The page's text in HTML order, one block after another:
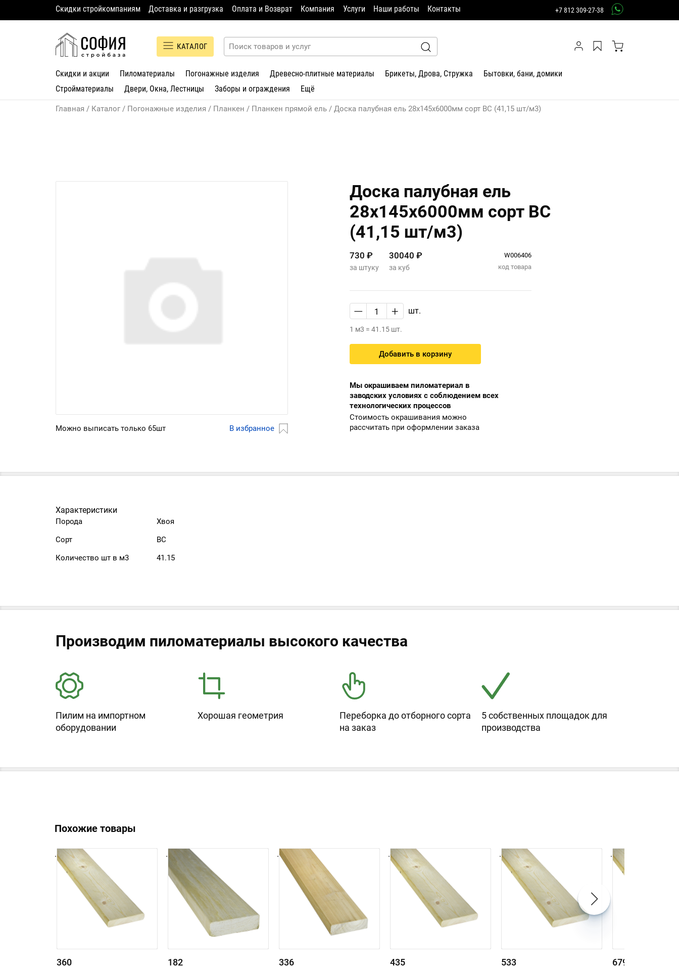
Скидки стройкомпаниям Доставка и разгрузка Оплата и Возврат Компания Услуги Наши работы Контакты +7 812 309-27-38
КАТАЛОГ
Скидки и акции Пиломатериалы Погонажные изделия Древесно-плитные материалы Брикеты, Дрова, Стружка
Бытовки, бани, домики
Стройматериалы
Двери, Окна, Лестницы Заборы и ограждения Ещё
Главная Каталог Погонажные изделия Планкен Планкен прямой ель Доска палубная ель 28х145х6000мм сорт ВС (41,15 шт/м3)
Доска палубная ель
28х145х6000мм сорт ВС
(41,15 шт/м3)
Можно выписать только 65шт В избранное
730 ₽ 30040 ₽ W006406
за штуку за куб код товара
— + шт.
1 м3 = 41.15 шт.
Добавить в корзину
Мы окрашиваем пиломатериал в
заводских условиях с соблюдением всех
технологических процессов
Стоимость окрашивания можно
рассчитать при оформлении заказа
Характеристики
Порода
Хвоя
Сорт
ВС
Количество шт в м3
41.15
Производим пиломатериалы высокого качества
Пилим на импортном
оборудовании
Хорошая геометрия
Переборка до отборного сорта
на заказ
5 собственных площадок для
производства
Похожие товары
.
360
.
182
.
336
.
435
.
533
.
679